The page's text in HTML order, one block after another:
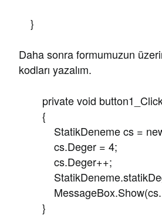
}
Daha sonra formumuzun
kodları yazalım.
private void
{
StatikDeneme cs = new
cs.Deger = 4;
cs.Deger++;
}